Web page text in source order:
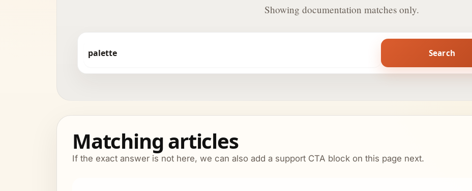
Showing documentation matches only.
Search
Matching articles
If the exact answer is not here, we can also add a support CTA block on this page next.